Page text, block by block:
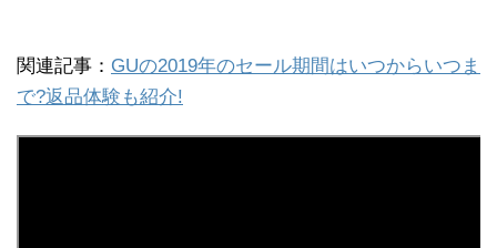
関連記事： GUの2019年のセール期間はいつからいつま
で?返品体験も紹介!